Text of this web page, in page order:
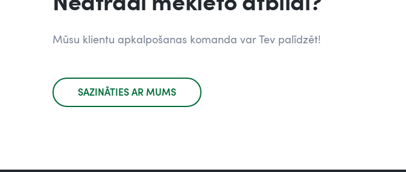
Mūsu klientu apkalpošanas komanda var Tev palīdzēt!
SAZINĀTIES AR MUMS